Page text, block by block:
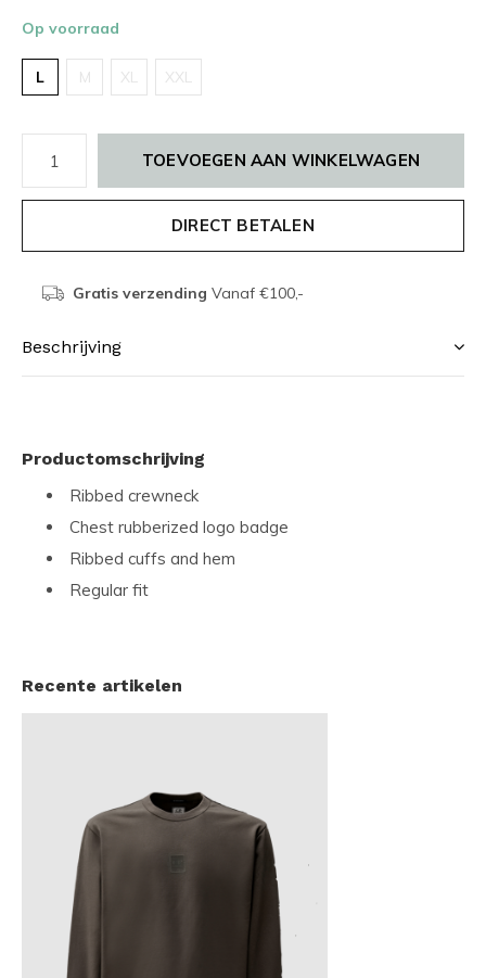
Op voorraad
L M XL XXL
TOEVOEGEN AAN WINKELWAGEN
DIRECT BETALEN
Gratis verzending Vanaf €100,-
Beschrijving
Productomschrijving
Ribbed crewneck
Chest rubberized logo badge
Ribbed cuffs and hem
Regular fit
Recente artikelen